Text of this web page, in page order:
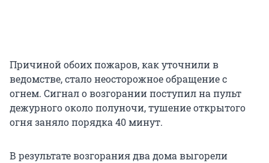
Причиной обоих пожаров, как уточнили в
ведомстве, стало неосторожное обращение с
огнем. Сигнал о возгорании поступил на пульт
дежурного около полуночи, тушение открытого
огня заняло порядка 40 минут.
В результате возгорания два дома выгорели